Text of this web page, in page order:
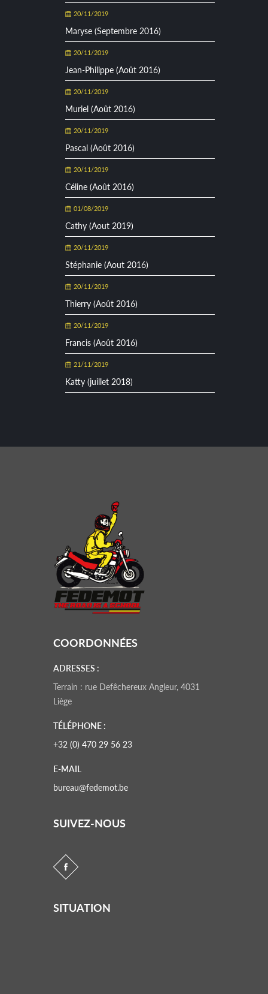
20/11/2019
Maryse (Septembre 2016)
20/11/2019
Jean-Philippe (Août 2016)
20/11/2019
Muriel (Août 2016)
20/11/2019
Pascal (Août 2016)
20/11/2019
Céline (Août 2016)
01/08/2019
Cathy (Aout 2019)
20/11/2019
Stéphanie (Aout 2016)
20/11/2019
Thierry (Août 2016)
20/11/2019
Francis (Août 2016)
21/11/2019
Katty (juillet 2018)
COORDONNÉES
ADRESSES :
Terrain : rue Defêchereux Angleur, 4031
Liège
TÉLÉPHONE :
+32 (0) 470 29 56 23
E-MAIL
bureau@fedemot.be
SUIVEZ-NOUS
SITUATION